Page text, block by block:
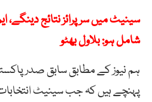
سینیٹ میں سرپرائز نتائج دینگے،
شامل ہو: بلاول بھٹو
ہم نیوز کے مطابق سابق صدر
پہنچے ہیں کہ جب سینیٹ